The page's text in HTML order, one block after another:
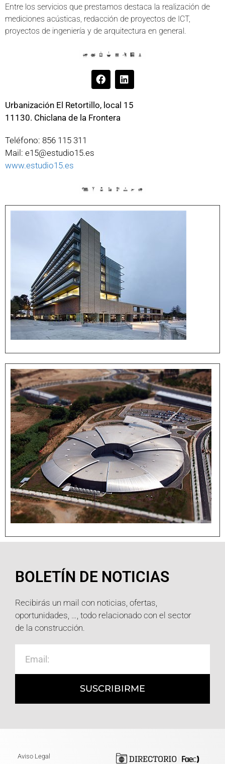
Entre los servicios que prestamos destaca la realización de
mediciones acústicas, redacción de proyectos de ICT,
proyectos de ingeniería y de arquitectura en general.
Urbanización El Retortillo, local 15
11130. Chiclana de la Frontera
Teléfono: 856 115 311
Mail: e15@estudio15.es
www.estudio15.es
BOLETÍN DE NOTICIAS
Recibirás un mail con noticias, ofertas,
oportunidades, …, todo relacionado con el sector
de la construcción.
SUSCRIBIRME
Aviso Legal